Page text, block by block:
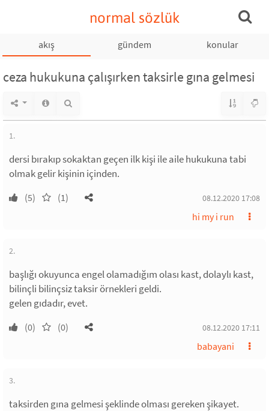
normal sözlük
akış gündem konular
ceza hukukuna çalışırken taksirle gına gelmesi
1.
dersi bırakıp sokaktan geçen ilk kişi ile aile hukukuna tabi
olmak gelir kişinin içinden.
(5) (1) 08.12.2020 17:08
hi my i run
2.
başlığı okuyunca engel olamadığım olası kast, dolaylı kast,
bilinçli bilinçsiz taksir örnekleri geldi.
gelen gıdadır, evet.
(0) (0) 08.12.2020 17:11
babayani
3.
taksirden gına gelmesi şeklinde olması gereken şikayet.